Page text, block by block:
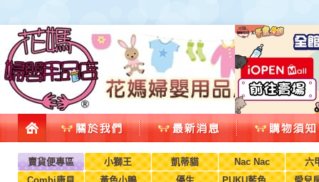
賣貨便專區 小獅王 凱蒂貓 Nac Nac
六